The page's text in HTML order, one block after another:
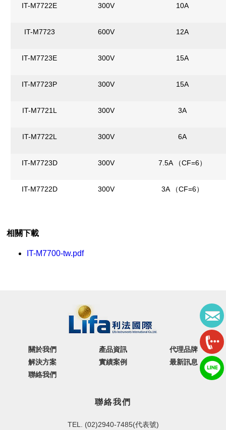
IT-M7722E 300V 10A
IT-M7723 600V 12A
IT-M7723E 300V 15A
IT-M7723P 300V 15A
IT-M7721L 300V 3A
IT-M7722L 300V 6A
IT-M7723D 300V 7.5A （CF=6）
IT-M7722D 300V 3A （CF=6）
相關下載
IT-M7700-tw.pdf
關於我們 產品資訊
代理品牌
解決方案
實績案例
最新訊息
聯絡我們
聯絡我們
TEL. (02)2940-7485(代表號)